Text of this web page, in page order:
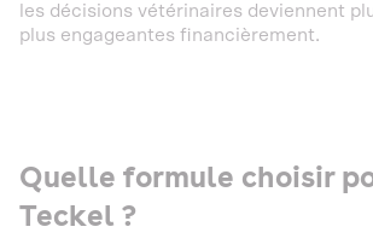
les décisions vétérinaires deviennent
plus engageantes financièrement.
Quelle formule choisir
Teckel ?